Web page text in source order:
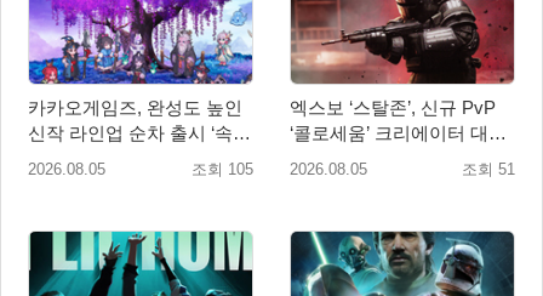
카카오게임즈, 완성도 높인
신작 라인업 순차 출시 ‘속
도’
2026.08.05 조회 105
엑스보 ‘스탈존’, 신규 PvP
‘콜로세움’ 크리에이터 대회
개최
2026.08.05 조회 51